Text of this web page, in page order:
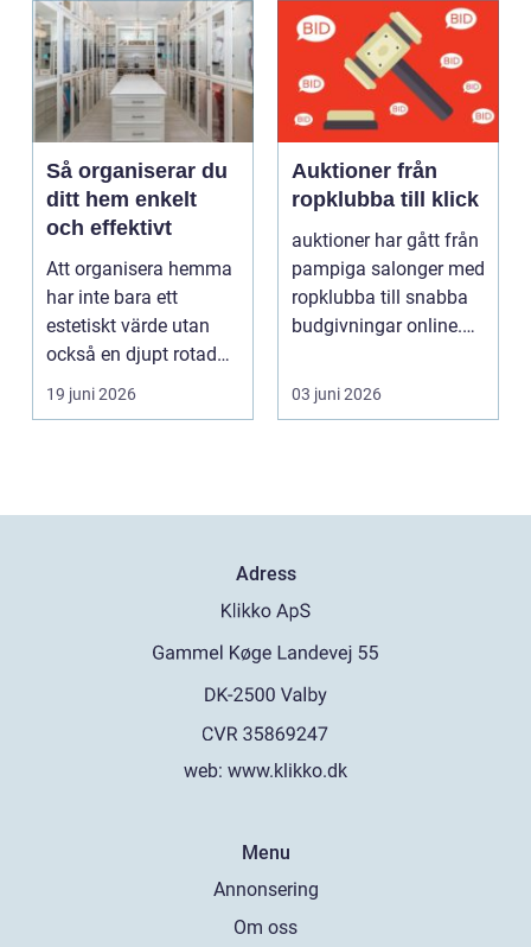
Så organiserar du
ditt hem enkelt
och effektivt
Att organisera hemma
har inte bara ett
estetiskt värde utan
också en djupt rotad
på...
19 juni 2026
Auktioner från
ropklubba till klick
auktioner har gått från
pampiga salonger med
ropklubba till snabba
budgivningar online.
03 juni 2026
Adress
web: www.klikko.dk
Menu
Annonsering
Om oss